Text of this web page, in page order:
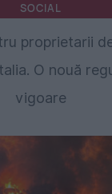
SOCIAL
proprietarii
O nouă
vigoare